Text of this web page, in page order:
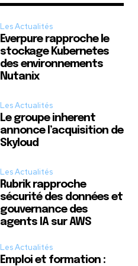
Les Actualités
Everpure rapproche le
stockage Kubernetes
des environnements
Nutanix
Les Actualités
Le groupe inherent
annonce l’acquisition de
Skyloud
Les Actualités
Rubrik rapproche
sécurité des données et
gouvernance des
agents IA sur AWS
Les Actualités
Emploi et formation :